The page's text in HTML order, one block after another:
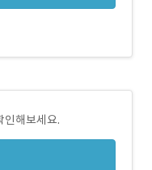
인해보세요.